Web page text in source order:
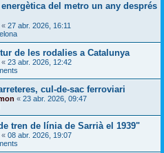
del metro un any després
« 27 abr. 2026, 16:11
de les rodalies a Catalunya
« 23 abr. 2026, 12:42
cul-de-sac ferroviari
« 23 abr. 2026, 09:47
tren de línia de Sarrià el 1939"
« 08 abr. 2026, 19:07